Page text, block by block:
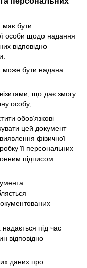
має бути
особи щодо надання
відповідно
може бути надана
що дає змогу
особу;
обов’язкові
цей документ
фізичної
її персональних
підписом
під час
відповідно
даних про